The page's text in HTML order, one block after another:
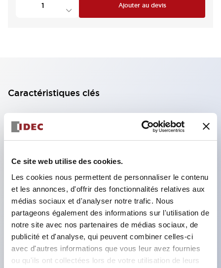
Ce site web utilise des cookies.
Les cookies nous permettent de personnaliser le contenu
et les annonces, d'offrir des fonctionnalités relatives aux
médias sociaux et d'analyser notre trafic. Nous
partageons également des informations sur l'utilisation de
notre site avec nos partenaires de médias sociaux, de
publicité et d'analyse, qui peuvent combiner celles-ci
avec d'autres informations que vous leur avez fournies
ou qu'ils ont collectées lors de votre utilisation de leurs
Ajouter au devis
Caractéristiques clés
Bloc de contact à 2 étages avec 2 contacts,
permettant une configuration à 4 contacts
Profondeur du panneau de 39,9 mm (*bloc de
contact à 11 étages), 59,9 mm (*bloc de contact à
22 étages). Conception peu encombrante
Structure de sécurité de 3e génération :
déclenchement à 2 actions, garde intégrée,
structure de protection des doigts IP20.